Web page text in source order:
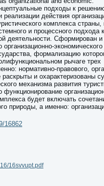
подходы к
действия
комплекса страны,
и процессного подхода
деятельности. Сформирован и
формализацию
рычаге трех
нормативно-правового,
и охарактеризованы
механизма развития
будет включать
природы, а именно:
16862
16svvupt.pdf